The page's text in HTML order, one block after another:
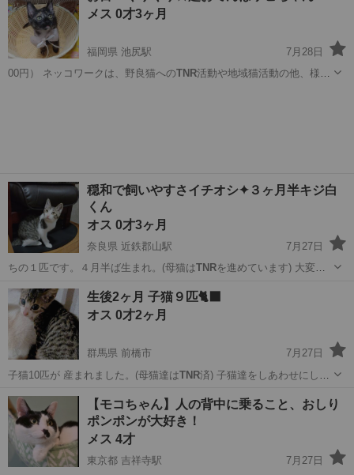
メス 0才3ヶ月
福岡県 池尻駅
7月28日
00円） ネッコワークは、野良猫へのTNR活動や地域猫活動の他、様々
穏和で飼いやすさイチオシ✦３ヶ月半キジ白
くん
オス 0才3ヶ月
奈良県 近鉄郡山駅
7月27日
ちの１匹です。４月半ば生まれ。(母猫はTNRを進めています) 大変穏
奈良 奈良市 近鉄郡山駅 猫 ワクチン
生後2ヶ月 子猫９匹🐈‍⬛
オス 0才2ヶ月
群馬県 前橋市
7月27日
子猫10匹が 産まれました。(母猫達はTNR済) 子猫達をしあわせにして
群馬 前橋市 トラ
【モコちゃん】人の背中に乗ること、おしり
ポンポンが大好き！
メス 4才
東京都 吉祥寺駅
7月27日